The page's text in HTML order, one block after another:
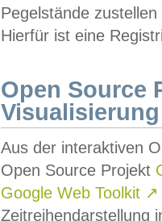
Pegelstände
Hierfür ist eine
Open Source
Visualisierung
Aus der interaktiven
Open Source Projekt
Google Web Toolkit ↗
Zeitreihendarstellung